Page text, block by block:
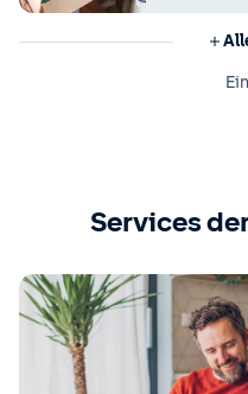
Services